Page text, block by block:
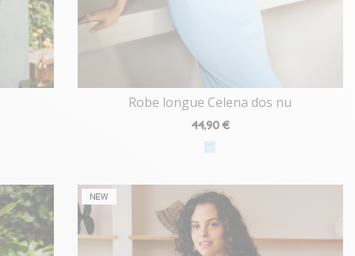
Robe longue Celena dos nu
44,90 €